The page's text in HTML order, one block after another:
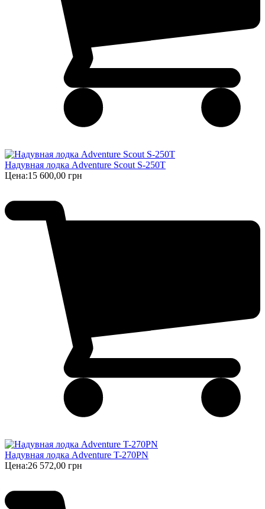
Надувная лодка Adventure Scout S-250T
Цена:15 600,00 грн
Надувная лодка Adventure T-270PN
Цена:26 572,00 грн